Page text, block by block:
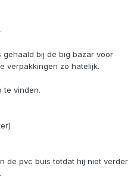
bij de big bazar voor
verpakkingen zo hatelijk.
te vinden.
de pvc buis totdat hij niet verder